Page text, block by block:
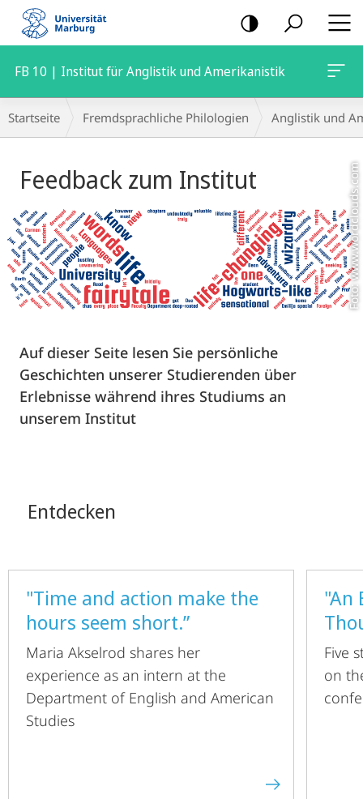
Mobile-
Navigation
FB 10 | Institut für Anglistik und Amerikanistik
Breadcrumb-
Navigation
Startseite Fremdsprachliche Philologien Anglistik und
Feedback zum Institut Foto: www.wordclouds.com
Auf dieser Seite lesen Sie persönliche
Geschichten unserer Studierenden über
Erlebnisse während ihres Studiums an
unserem Institut
Entdecken
"Time and action make the
hours seem short.”
Maria Akselrod shares her
experience as an intern at the
Department of English and American
Studies
"An
Five
on